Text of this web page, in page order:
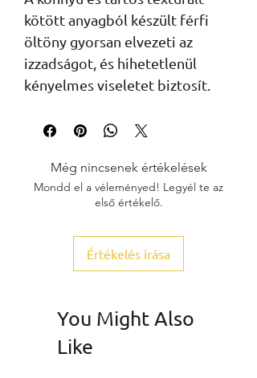
kötött anyagból készült férfi
öltöny gyorsan elvezeti az
izzadságot, és hihetetlenül
kényelmes viseletet biztosít.
Még nincsenek értékelések
Mondd el a véleményed! Legyél te az
első értékelő.
Értékelés írása
You Might Also
Like